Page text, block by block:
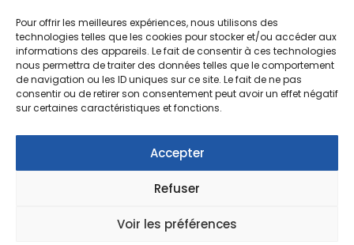
Pour offrir les meilleures expériences, nous utilisons des
technologies telles que les cookies pour stocker et/ou accéder aux
informations des appareils. Le fait de consentir à ces technologies
nous permettra de traiter des données telles que le comportement
de navigation ou les ID uniques sur ce site. Le fait de ne pas
consentir ou de retirer son consentement peut avoir un effet négatif
sur certaines caractéristiques et fonctions.
Accepter
Refuser
Voir les préférences
Nouvelles collections, vie de l’équipe ou
inspirations : soyez informés de nos dernières
actualités.
© Copyright Fonction Meuble